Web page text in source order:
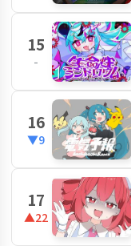
15
-
16
▼9
17
▲22